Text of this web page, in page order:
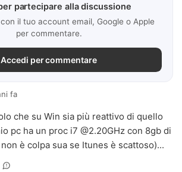
partecipare alla discussione
il tuo account email, Google o Apple
per commentare.
Accedi per commentare
fa
che su Win sia più reattivo di quello
pc ha un proc i7 @2.20GHz con 8gb di
è colpa sua se Itunes è scattoso)...